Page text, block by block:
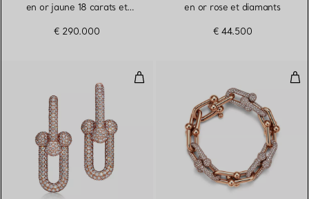
en or jaune 18 carats et
€ 290.000
en or rose et diamants
€ 44.500
Boucles d’oreilles à maillons